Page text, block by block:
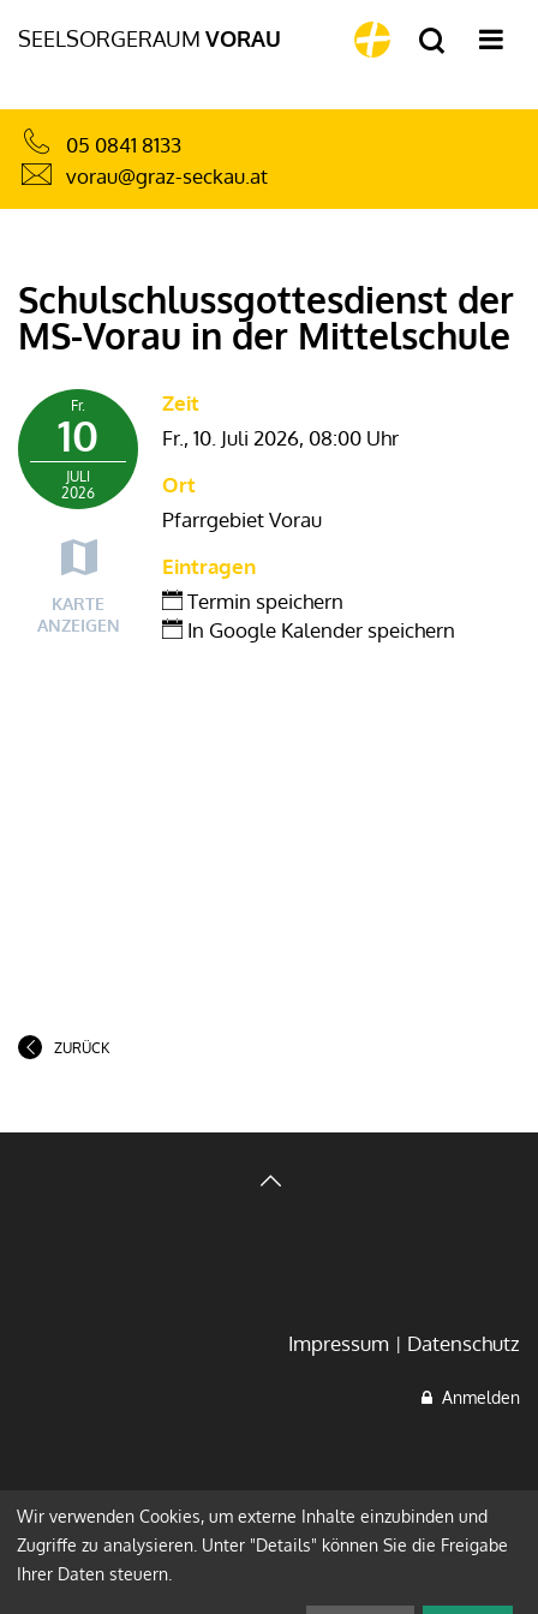
SEELSORGERAUM VORAU
05 0841 8133
vorau@graz-seckau.at
Schulschlussgottesdienst der
MS-Vorau in der Mittelschule
Fr.
10
JULI
2026
KARTE
ANZEIGEN
Zeit
Fr., 10. Juli 2026, 08:00 Uhr
Ort
Pfarrgebiet Vorau
Eintragen
Termin speichern
In Google Kalender speichern
ZURÜCK
Impressum Datenschutz
Anmelden
Wir verwenden Cookies, um externe Inhalte einzubinden und
Zugriffe zu analysieren. Unter "Details" können Sie die Freigabe
Ihrer Daten steuern.